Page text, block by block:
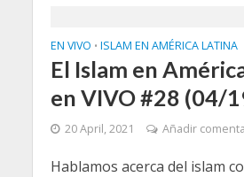
EN VIVO • ISLAM EN AMÉRICA LATINA
El Islam en
en VIVO #28 (04/
20 April, 2021 Añadir
Hablamos acerca del islam